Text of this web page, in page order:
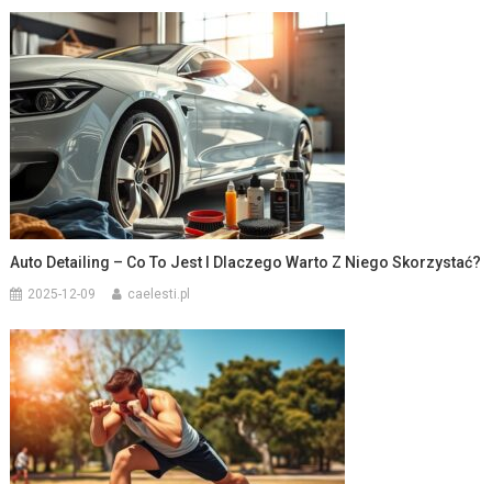
Auto Detailing – Co To Jest I Dlaczego Warto Z Niego Skorzystać?
2025-12-09 caelesti.pl